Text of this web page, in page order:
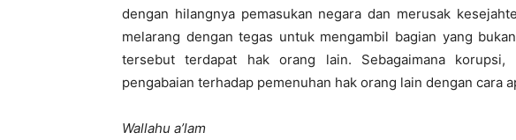
dengan hilangnya pemasukan negara dan merusak
melarang dengan tegas untuk mengambil bagian yang
tersebut terdapat hak orang lain. Sebagaimana korupsi,
pengabaian terhadap pemenuhan hak orang lain dengan cara
Wallahu a’lam